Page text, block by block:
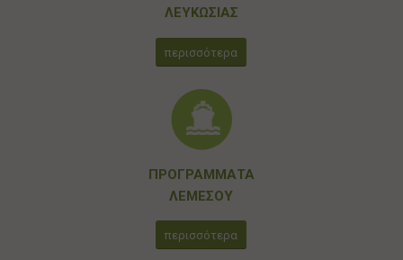
ΛΕΥΚΩΣΙΑΣ
περισσότερα
ΠΡΟΓΡΑΜΜΑΤΑ
ΛΕΜΕΣΟΥ
περισσότερα